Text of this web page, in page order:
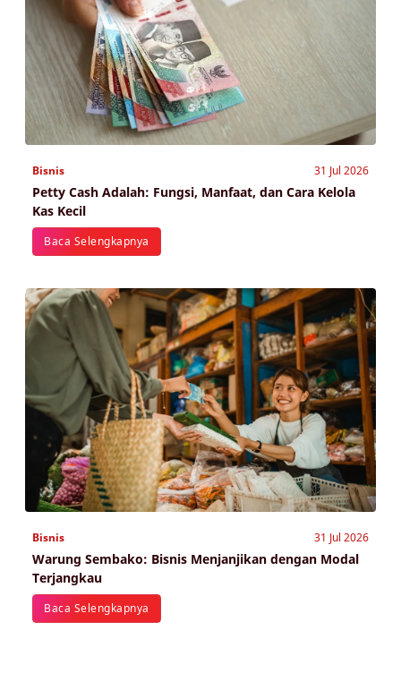
Bisnis 31 Jul 2026
Petty Cash Adalah: Fungsi, Manfaat, dan Cara Kelola
Kas Kecil
Baca Selengkapnya
Bisnis 31 Jul 2026
Warung Sembako: Bisnis Menjanjikan dengan Modal
Terjangkau
Baca Selengkapnya